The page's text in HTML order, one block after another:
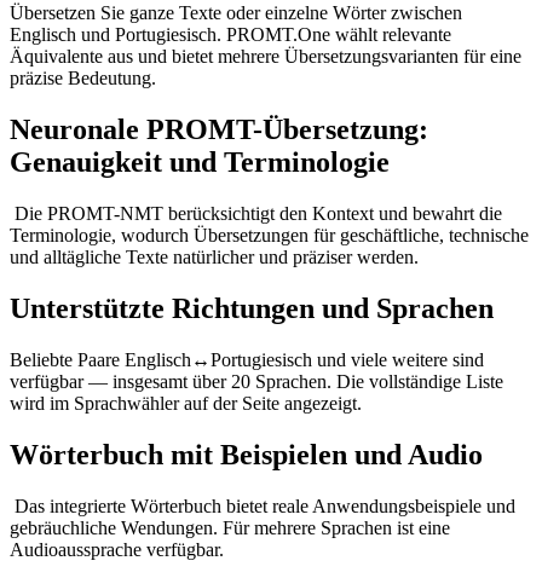
Übersetzen Sie ganze Texte oder einzelne Wörter zwischen
Englisch und Portugiesisch. PROMT.One wählt relevante
Äquivalente aus und bietet mehrere Übersetzungsvarianten für eine
präzise Bedeutung.
Neuronale PROMT-Übersetzung:
Genauigkeit und Terminologie
Die PROMT-NMT berücksichtigt den Kontext und bewahrt die
Terminologie, wodurch Übersetzungen für geschäftliche, technische
und alltägliche Texte natürlicher und präziser werden.
Unterstützte Richtungen und Sprachen
Beliebte Paare Englisch↔Portugiesisch und viele weitere sind
verfügbar — insgesamt über 20 Sprachen. Die vollständige Liste
wird im Sprachwähler auf der Seite angezeigt.
Wörterbuch mit Beispielen und Audio
Das integrierte Wörterbuch bietet reale Anwendungsbeispiele und
gebräuchliche Wendungen. Für mehrere Sprachen ist eine
Audioaussprache verfügbar.